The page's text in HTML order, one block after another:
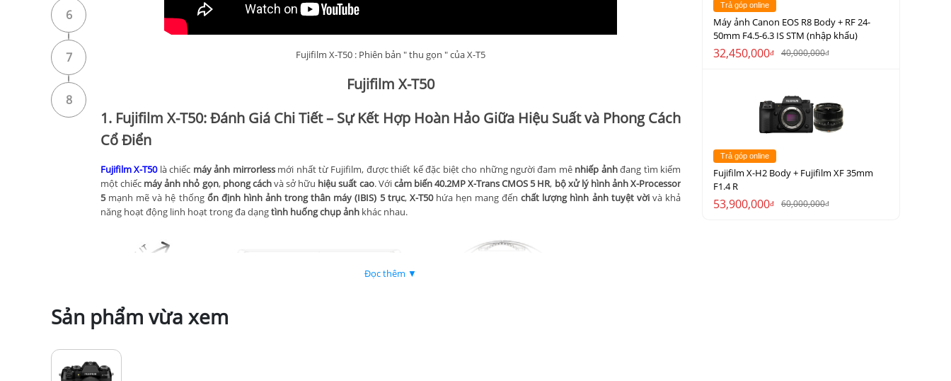
6
7
8
Fujifilm X-T50 : Phiên bản " thu gọn " của X-T5
Fujifilm X-T50
1. Fujifilm X-T50: Đánh Giá Chi Tiết – Sự Kết Hợp Hoàn Hảo Giữa Hiệu Suất và Phong Cách
Cổ Điển
Fujifilm X-T50là chiếc máy ảnh mirrorlessmới nhất từ Fujifilm, được thiết kế đặc biệt cho những người đam mê nhiếp ảnhđang tìm kiếm
một chiếc máy ảnh nhỏ gọn, phong cáchvà sở hữu hiệu suất cao. Vớicảm biến 40.2MP X-Trans CMOS 5 HR, bộ xử lý hình ảnh X-Processor
5mạnh mẽ và hệ thống ổn định hình ảnh trong thân máy (IBIS) 5 trục, X-T50hứa hẹn mang đếnchất lượng hình ảnh tuyệt vờivà khả
năng hoạt động linh hoạt trong đa dạngtình huống chụp ảnh khác nhau.
Đọc thêm ▼
Trả góp online
Máy ảnh Canon EOS R8 Body + RF 24-
50mm F4.5-6.3 IS STM (nhập khẩu)
32,450,000đ 40,000,000đ
Trả góp online
Fujifilm X-H2 Body + Fujifilm XF 35mm
F1.4 R
53,900,000đ 60,000,000đ
Sản phẩm vừa xem